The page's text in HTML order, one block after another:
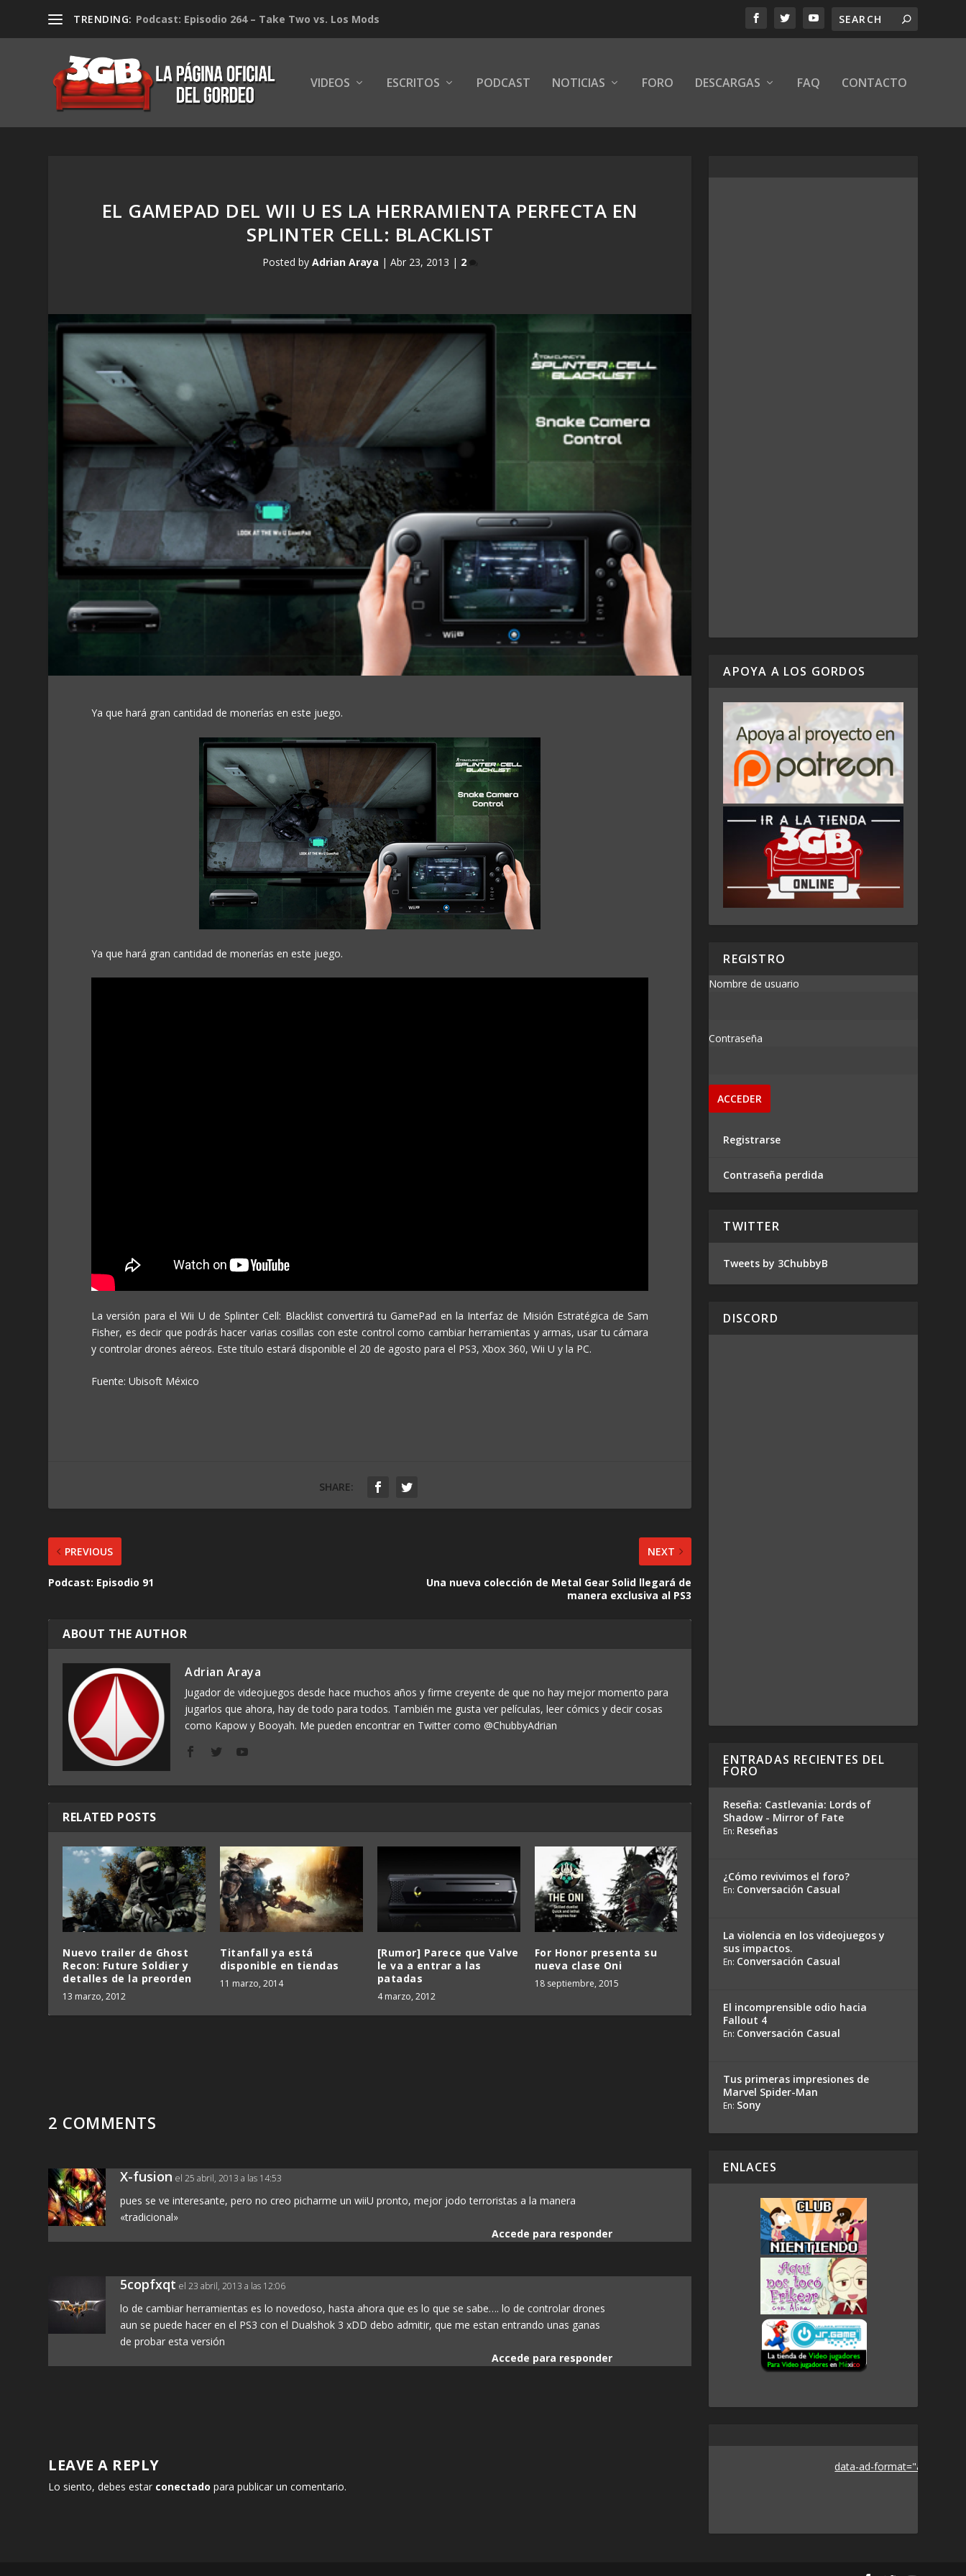
TRENDING: Podcast: Episodio 264 – Take Two vs. Los Mods
VIDEOS ESCRITOS PODCAST NOTICIAS FORO DESCARGAS FAQ CONTACTO
EL GAMEPAD DEL WII U ES LA HERRAMIENTA PERFECTA EN
SPLINTER CELL: BLACKLIST
Posted by Adrian Araya | Abr 23, 2013 | 2
Ya que hará gran cantidad de monerías en este juego.
Ya que hará gran cantidad de monerías en este juego.
La versión para el Wii U de Splinter Cell: Blacklist convertirá tu GamePad en la Interfaz de Misión Estratégica de Sam
Fisher, es decir que podrás hacer varias cosillas con este control como cambiar herramientas y armas, usar tu cámara
y controlar drones aéreos. Este título estará disponible el 20 de agosto para el PS3, Xbox 360, Wii U y la PC.
Fuente: Ubisoft México
SHARE:
PREVIOUS
Podcast: Episodio 91
NEXT
Una nueva colección de Metal Gear Solid llegará de
manera exclusiva al PS3
ABOUT THE AUTHOR
Adrian Araya
Jugador de videojuegos desde hace muchos años y firme creyente de que no hay mejor momento para
jugarlos que ahora, hay de todo para todos. También me gusta ver películas, leer cómics y decir cosas
como Kapow y Booyah. Me pueden encontrar en Twitter como @ChubbyAdrian
RELATED POSTS
Nuevo trailer de Ghost
Recon: Future Soldier y
detalles de la preorden
13 marzo, 2012
Titanfall ya está
disponible en tiendas
11 marzo, 2014
[Rumor] Parece que Valve
le va a entrar a las
patadas
4 marzo, 2012
For Honor presenta su
nueva clase Oni
18 septiembre, 2015
2 COMMENTS
X-fusion el 25 abril, 2013 a las 14:53
pues se ve interesante, pero no creo picharme un wiiU pronto, mejor jodo terroristas a la manera
«tradicional»
Accede para responder
5copfxqt el 23 abril, 2013 a las 12:06
lo de cambiar herramientas es lo novedoso, hasta ahora que es lo que se sabe…. lo de controlar drones
aun se puede hacer en el PS3 con el Dualshok 3 xDD debo admitir, que me estan entrando unas ganas
de probar esta versión
Accede para responder
LEAVE A REPLY
Lo siento, debes estar conectado para publicar un comentario.
APOYA A LOS GORDOS
REGISTRO
Nombre de usuario
Contraseña
Registrarse
Contraseña perdida
TWITTER
Tweets by 3ChubbyB
DISCORD
ENTRADAS RECIENTES DEL
FORO
Reseña: Castlevania: Lords of
Shadow - Mirror of Fate
En: Reseñas
¿Cómo revivimos el foro?
En: Conversación Casual
La violencia en los videojuegos y
sus impactos.
En: Conversación Casual
El incomprensible odio hacia
Fallout 4
En: Conversación Casual
Tus primeras impresiones de
Marvel Spider-Man
En: Sony
ENLACES
data-ad-format="auto">